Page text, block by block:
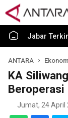
Jabar
ANTARA
KA
Beroperasi
Jumat, 24 April